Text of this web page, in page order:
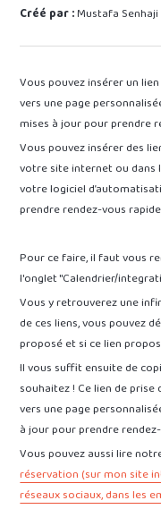
Créé par :Mustafa Senhaji
Vous pouvez insérer un
vers une page
mises à jour pour prendre
Vous pouvez insérer des
votre site internet ou dans
votre logiciel
prendre rendez-vous
Pour ce faire, il faut vous
l'onglet "Calendrier/
Vous y retrouverez une
de ces liens, vous pouvez
proposé et si ce lien
Il vous suffit ensuite de
souhaitez ! Ce lien de
vers une page
à jour pour prendre
Vous pouvez aussi lire
réservation (sur mon site
réseaux sociaux, dans les